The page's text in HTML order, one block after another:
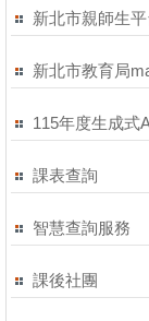
新北市親師生
新北市教育局
115年度生成式
課表查詢
智慧查詢服務
課後社團